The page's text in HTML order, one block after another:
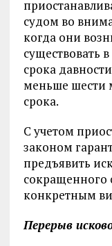
судом во
когда они
существовать
срока
меньше шести
срока.
С учетом
законом
предъявить
сокращенного
конкретным
Перерыв